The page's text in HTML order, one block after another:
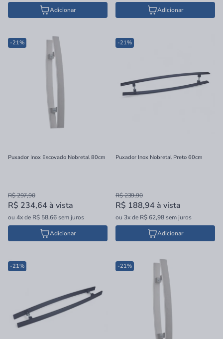
Adicionar
Adicionar
-21%
Puxador Inox Escovado Nobretal 80cm
R$ 297,90
R$ 234,64 à vista
ou 4xde R$ 58,66sem juros
Adicionar
-21%
Puxador Inox Nobretal Preto 60cm
R$ 239,90
R$ 188,94 à vista
ou 3xde R$ 62,98sem juros
Adicionar
-21% -21%